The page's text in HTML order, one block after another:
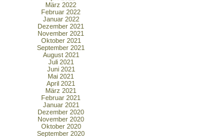
März 2022
Februar 2022
Januar 2022
Dezember 2021
November 2021
Oktober 2021
September 2021
August 2021
Juli 2021
Juni 2021
Mai 2021
April 2021
März 2021
Februar 2021
Januar 2021
Dezember 2020
November 2020
Oktober 2020
September 2020